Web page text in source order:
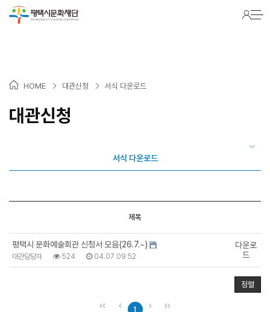
Warning : Packets out of order. Expected 1 received 0. Packet size=145 in
/hosting/fs241022/html/lib/common.lib.php
HOME > 대관신청 > 서식 다운로드
대관신청
서식 다운로드
제목
평택시 문화예술회관 신청서 모음(26.7.~)
대관담당자 524 04.07 09:52
다운로
드
정렬
1